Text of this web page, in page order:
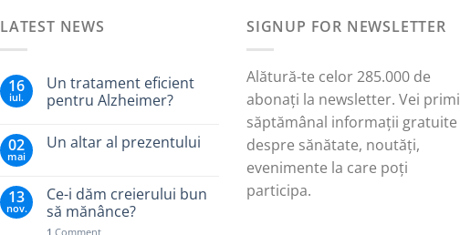
LATEST NEWS
16
iul.
Un tratament eficient
pentru Alzheimer?
02
mai
Un altar al prezentului
13
nov.
Ce-i dăm creierului bun
să mănânce?
1 Comment
SIGNUP FOR NEWSLETTER
Alătură-te celor 285.000 de
abonați la newsletter. Vei primi
săptămânal informații gratuite
despre sănătate, noutăți,
evenimente la care poți
participa.